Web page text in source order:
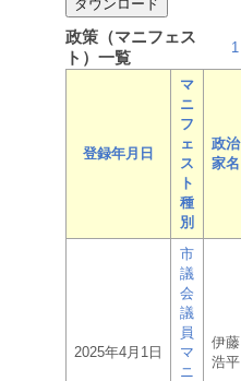
政策（マニフェス
ト）一覧
1
登録年月日
マ
ニ
フ
ェ
ス
ト
種
別
政治
家名
2025年4月1日
市
議
会
議
員
マ
ニ
伊藤
浩平